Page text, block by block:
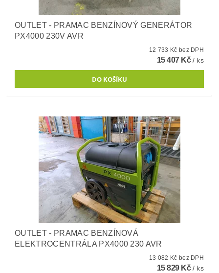
OUTLET - PRAMAC BENZÍNOVÝ GENERÁTOR
PX4000 230V AVR
12 733 Kč bez DPH
15 407 Kč/ ks
OUTLET - PRAMAC BENZÍNOVÁ
ELEKTROCENTRÁLA PX4000 230 AVR
13 082 Kč bez DPH
15 829 Kč/ ks